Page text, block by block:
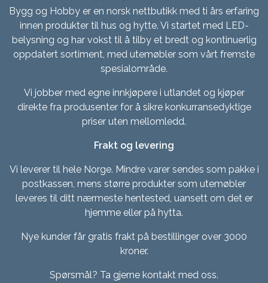
Bygg og Hobby er en norsk nettbutikk med ti års erfaring
innen produkter til hus og hytte. Vi startet med LED-
belysning og har vokst til å tilby et bredt og kontinuerlig
oppdatert sortiment, med utemøbler som vårt fremste
spesialområde.
Vi jobber med egne innkjøpere i utlandet og kjøper
direkte fra produsenter for å sikre konkurransedyktige
priser uten mellomledd.
Frakt og levering
Vi leverer til hele Norge. Mindre varer sendes som pakke i
postkassen, mens større produkter som utemøbler
leveres til ditt nærmeste hentested, uansett om det er
hjemme eller på hytta.
Nye kunder får gratis frakt på bestillinger over 3000
kroner.
Spørsmål? Ta gjerne kontakt med oss.